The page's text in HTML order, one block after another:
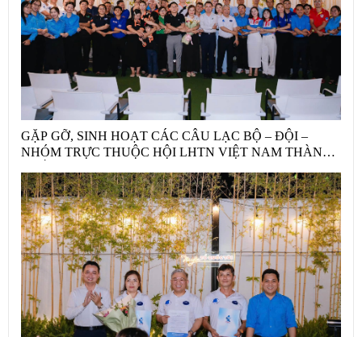
GẶP GỠ, SINH HOẠT CÁC CÂU LẠC BỘ – ĐỘI –
NHÓM TRỰC THUỘC HỘI LHTN VIỆT NAM THÀNH